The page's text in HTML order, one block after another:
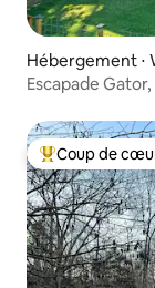
Hébergement ⋅
Escapade
Coups de cœur
Coup de